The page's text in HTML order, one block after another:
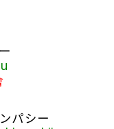
パシー